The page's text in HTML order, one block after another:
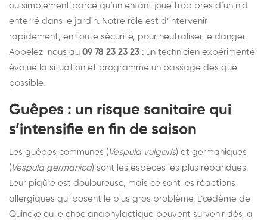
ou simplement parce qu’un enfant joue trop près d’un nid
enterré dans le jardin. Notre rôle est d’intervenir
rapidement, en toute sécurité, pour neutraliser le danger.
Appelez-nous au 09 78 23 23 23 : un technicien expérimenté
évalue la situation et programme un passage dès que
possible.
Guêpes : un risque sanitaire qui
s’intensifie en fin de saison
Les guêpes communes ( Vespula vulgaris) et germaniques
( Vespula germanica) sont les espèces les plus répandues.
Leur piqûre est douloureuse, mais ce sont les réactions
allergiques qui posent le plus gros problème. L’œdème de
Quincke ou le choc anaphylactique peuvent survenir dès la